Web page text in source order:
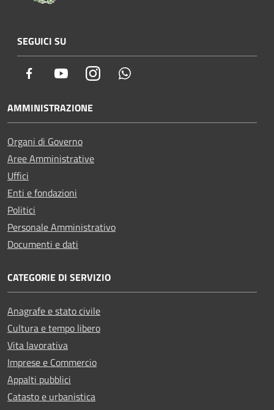
SEGUICI SU
Facebook YoutubeInstagram
AMMINISTRAZIONE
Organi di Governo
Aree Amministrative
Uffici
Enti e fondazioni
Politici
Personale Amministrativo
Documenti e dati
CATEGORIE DI SERVIZIO
Anagrafe e stato civile
Cultura e tempo libero
Vita lavorativa
Imprese e Commercio
Appalti pubblici
Catasto e urbanistica